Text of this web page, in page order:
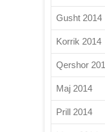
Gusht 2014
Korrik 2014
Qershor
Maj 2014
Prill 2014